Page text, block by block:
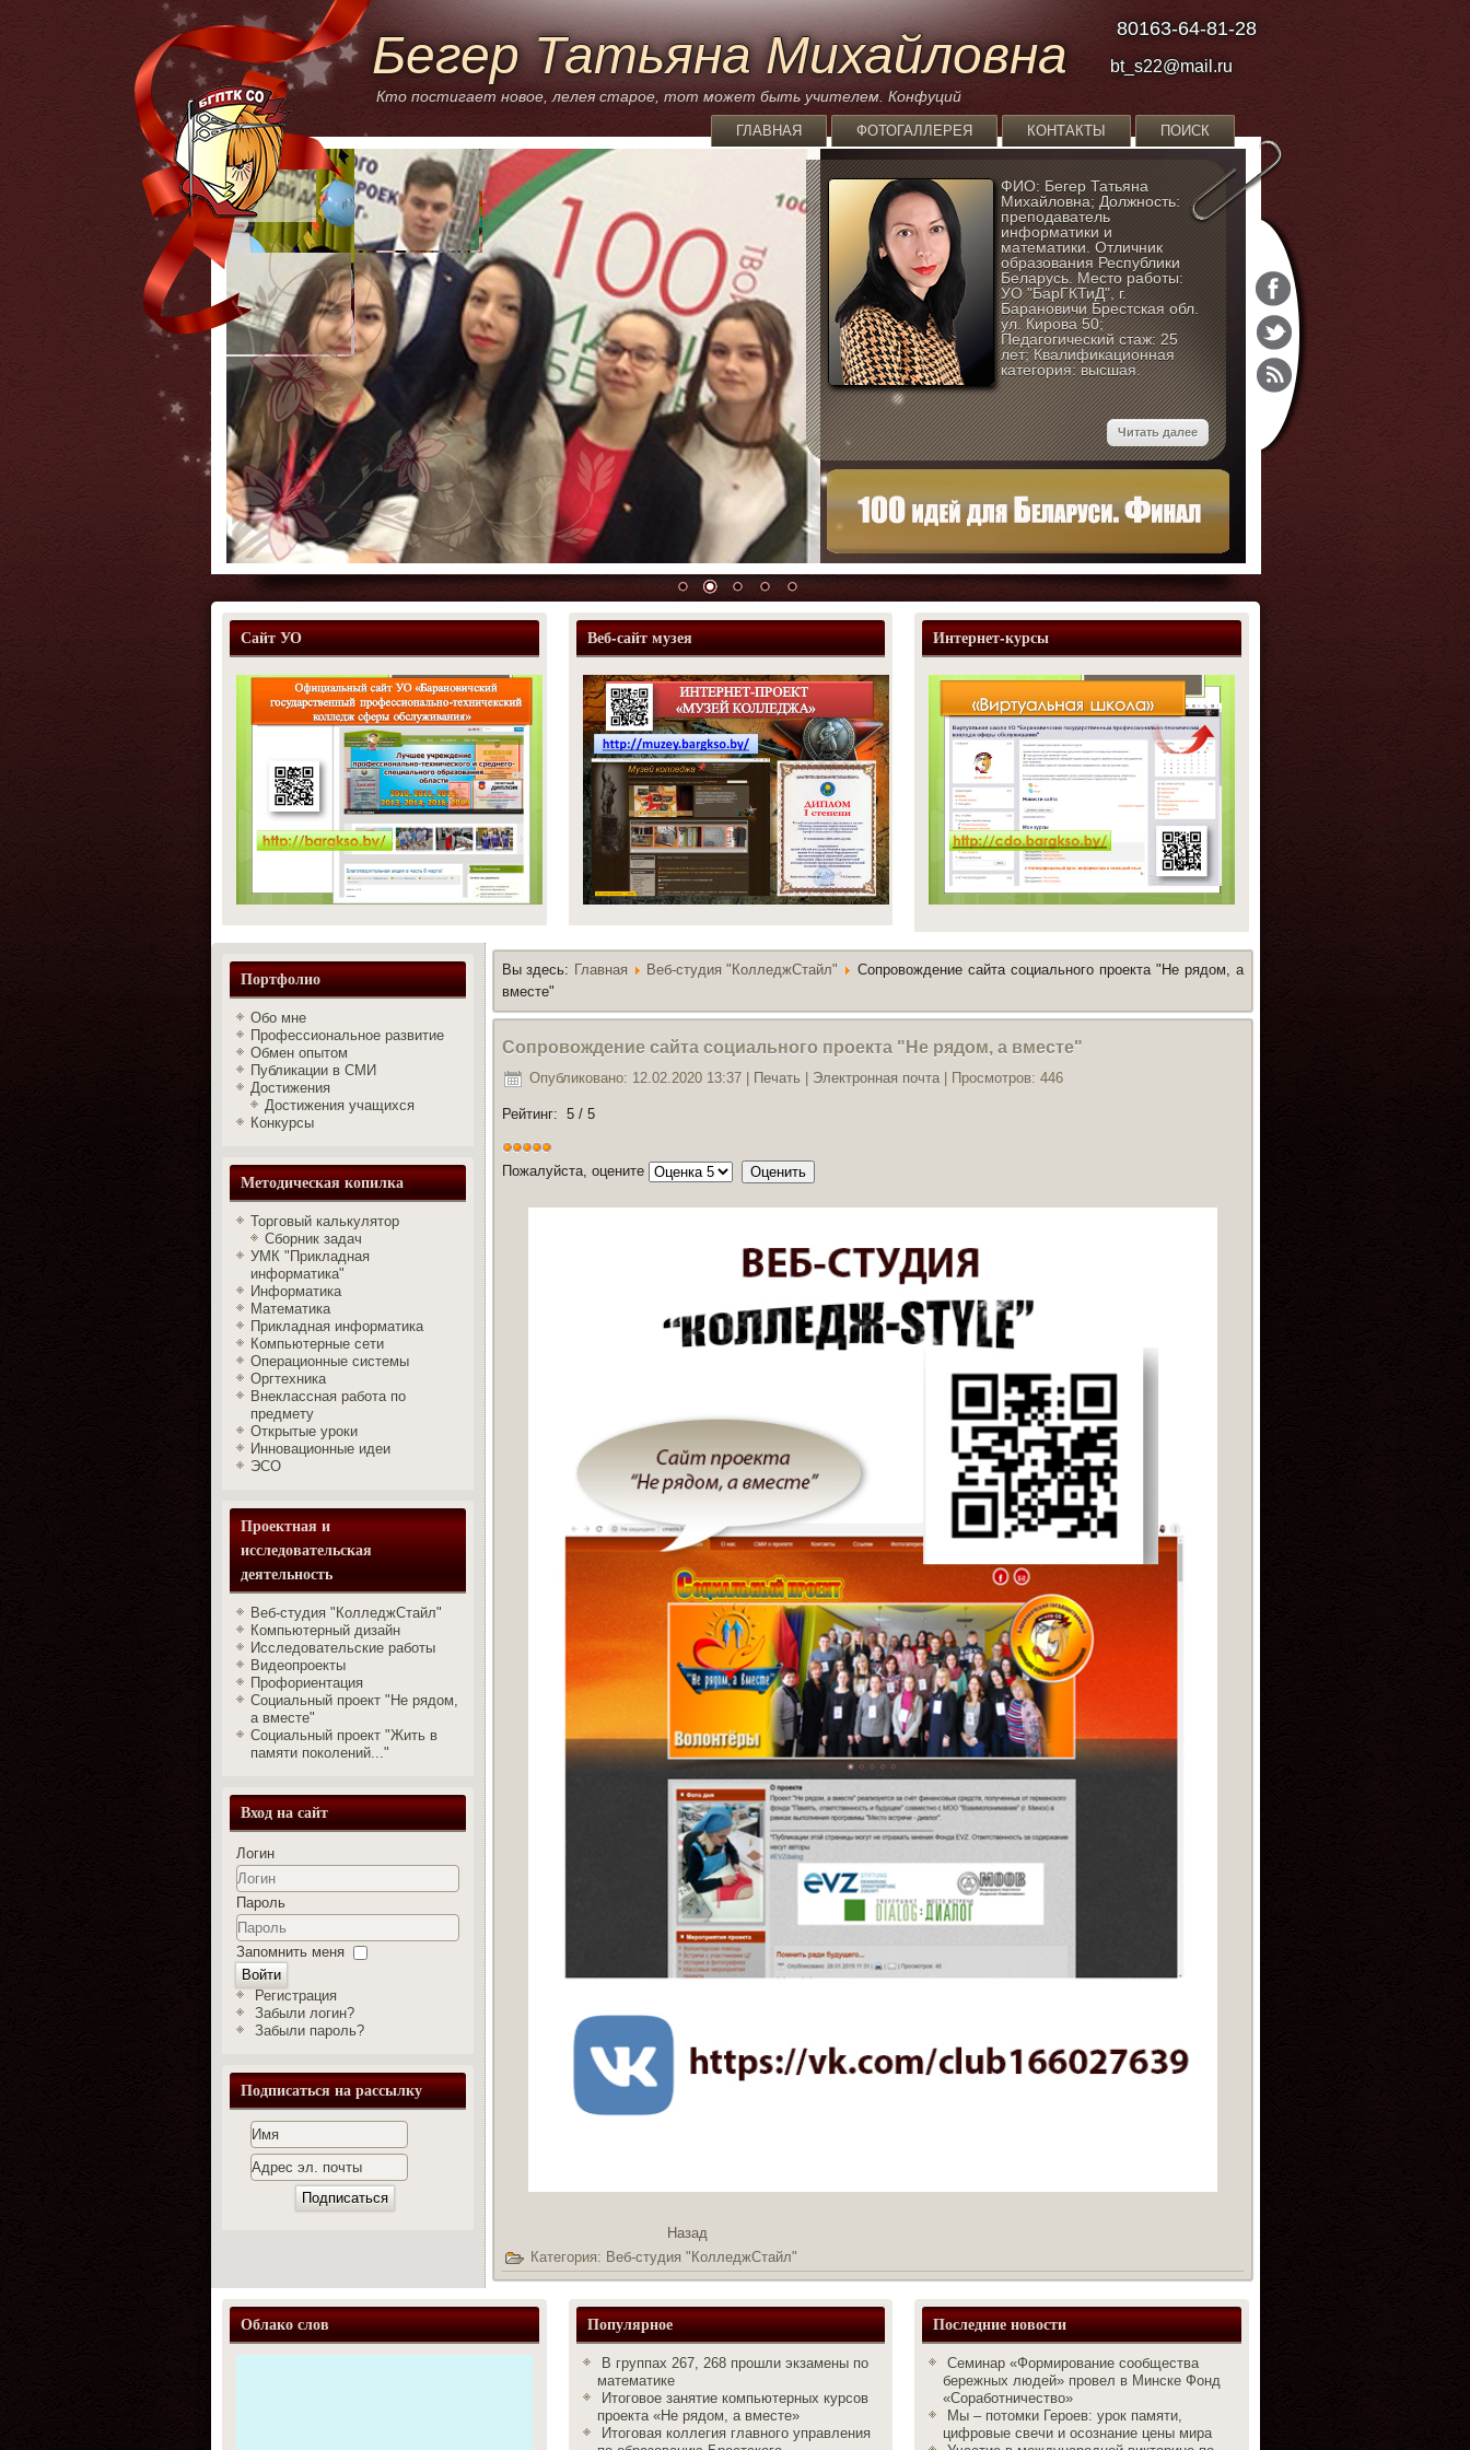
Читать далее
ФИО: Бегер Татьяна
Михайловна; Должность:
преподаватель
информатики и
математики. Отличник
образования Республики
Беларусь. Место работы:
УО "БарГКТиД", г.
Барановичи Брестская обл.
ул. Кирова 50;
Педагогический стаж: 25
лет; Квалификационная
категория: высшая.
80163-64-81-28
bt_s22@mail.ru
Бегер Татьяна Михайловна
Кто постигает новое, лелея старое, тот может быть учителем. Конфуций
ГЛАВНАЯ ФОТОГАЛЛЕРЕЯ КОНТАКТЫ ПОИСК
Сайт УО Веб-сайт музея Интернет-курсы
Портфолио
Обо мне
Профессиональное развитие
Обмен опытом
Публикации в СМИ
Достижения
Достижения учащихся
Конкурсы
Методическая копилка
Торговый калькулятор
Сборник задач
УМК "Прикладная
информатика"
Информатика
Математика
Прикладная информатика
Компьютерные сети
Операционные системы
Оргтехника
Внеклассная работа по
предмету
Открытые уроки
Инновационные идеи
ЭСО
Проектная и
исследовательская
деятельность
Веб-студия "КолледжСтайл"
Компьютерный дизайн
Исследовательские работы
Видеопроекты
Профориентация
Социальный проект "Не рядом,
а вместе"
Социальный проект "Жить в
памяти поколений..."
Вход на сайт
Логин
Пароль
Запомнить меня
Войти
Регистрация
Забыли логин?
Забыли пароль?
Подписаться на рассылку
Вы здесь: Главная Веб-студия "КолледжСтайл"
Сопровождение сайта социального проекта "Не рядом, а
вместе"
Сопровождение сайта социального проекта "Не рядом, а вместе"
Опубликовано: 12.02.2020 13:37| Печать Электронная почта | Просмотров: 446
Рейтинг: 5/ 5
Пожалуйста, оцените
Назад
Категория: Веб-студия "КолледжСтайл"
Облако слов Популярное
В группах 267, 268 прошли экзамены по
математике
Итоговое занятие компьютерных курсов
проекта «Не рядом, а вместе»
Итоговая коллегия главного управления
Последние новости
Семинар «Формирование сообщества
бережных людей» провел в Минске Фонд
«Соработничество»
Мы – потомки Героев: урок памяти,
цифровые свечи и осознание цены мира